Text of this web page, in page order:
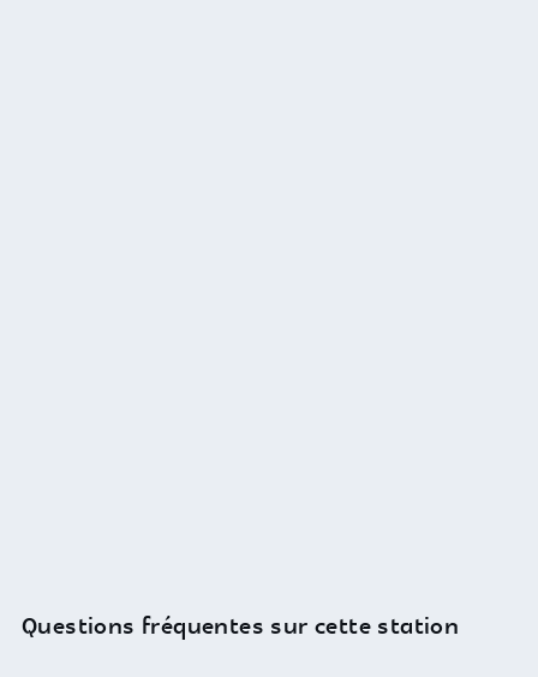
Questions fréquentes sur cette station